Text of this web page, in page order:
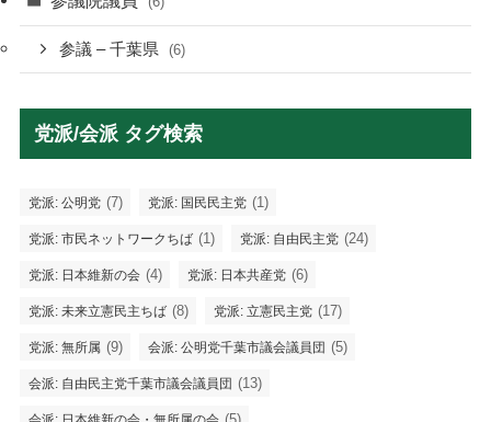
参議 – 千葉県 (6)
党派/会派 タグ検索
党派: 公明党 (7) 党派: 国民民主党 (1)
党派: 市民ネットワークちば (1) 党派: 自由民主党 (24)
党派: 日本維新の会 (4) 党派: 日本共産党 (6)
党派: 未来立憲民主ちば (8) 党派: 立憲民主党 (17)
党派: 無所属 (9) 会派: 公明党千葉市議会議員団 (5)
会派: 自由民主党千葉市議会議員団 (13)